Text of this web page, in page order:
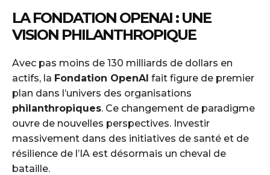
LA FONDATION OPENAI : UNE
VISION PHILANTHROPIQUE
Avec pas moins de 130 milliards de dollars en
actifs, la Fondation OpenAI fait figure de premier
plan dans l’univers des organisations
philanthropiques. Ce changement de paradigme
ouvre de nouvelles perspectives. Investir
massivement dans des initiatives de santé et de
résilience de l’IA est désormais un cheval de
bataille.